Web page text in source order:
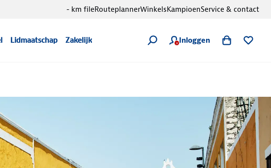
Lidmaatschap Zakelijk Inloggen
- km fileRouteplannerWinkelsKampioenService & contact